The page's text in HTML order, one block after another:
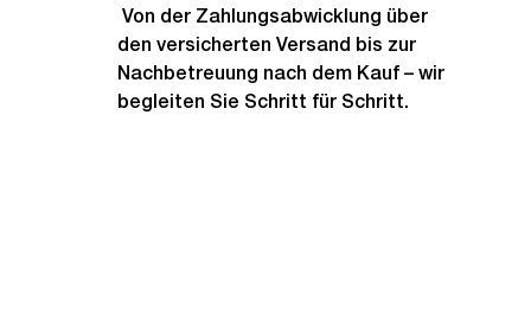
den versicherten Versand bis zur
Nachbetreuung nach dem Kauf – wir
begleiten Sie Schritt für Schritt.